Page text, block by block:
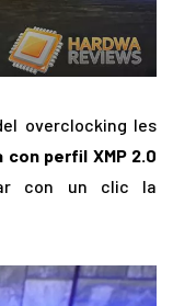
overclocking les
perfil XMP 2.0
con un clic la